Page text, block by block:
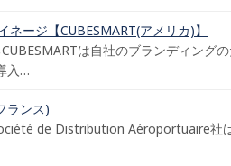
ージ【CUBESMART(アメリカ)】
は自社のブランディング
入…
ランス)
de Distribution Aéroportuaire社